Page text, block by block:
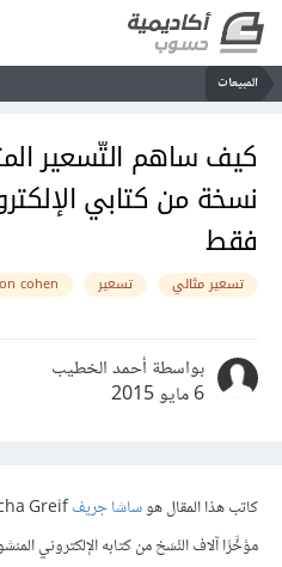
المبيعات
نسخة من كتابي
فقط
تسعير مثالي تسعير cohen
بواسطة أحمد الخطيب
6 مايو 2015
كاتب هذا المقال هوساشاجريفGreif
مؤخَّرًا آلاف النُسَخ من كتابه الإلكتروني